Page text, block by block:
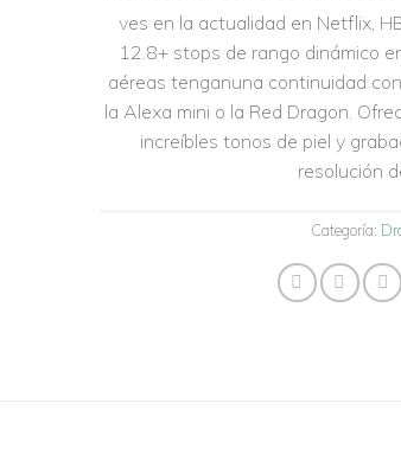
ves en la actualidad en Netflix,
12.8+ stops de rango dinámico
aéreas tenganuna continuidad
la Alexa mini o la Red Dragon.
increíbles tonos de piel y
resolución
Categoría: